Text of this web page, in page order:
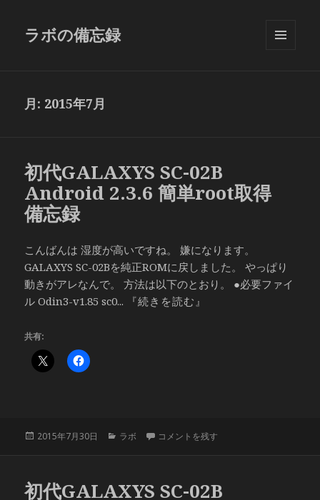
ラボの備忘録
月: 2015年7月
初代GALAXYS SC-02B
Android 2.3.6 簡単root取得
備忘録
こんばんは 湿度が高いですね。 嫌になります。
GALAXYS SC-02Bを純正ROMに戻しました。 やっぱり
動きがアレなんで。 方法は以下のとおり。 ●必要ファイ
ル Odin3-v1.85 sc0...
『続きを読む』
共有:
投
2015年7月30日
カ
ー
ラボ 初代GALAXYS SC-02B Android 2.3.6
コメントを残す
初代GALAXYS SC-02B